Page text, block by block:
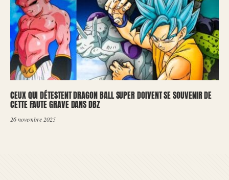
CEUX QUI DÉTESTENT DRAGON BALL SUPER DOIVENT SE SOUVENIR DE
CETTE FAUTE GRAVE DANS DBZ
26 novembre 2025